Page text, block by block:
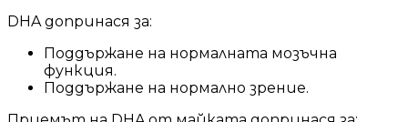
DHA допринася за:
Поддържане на нормалната мозъчна
функция.
Поддържане на нормално зрение.